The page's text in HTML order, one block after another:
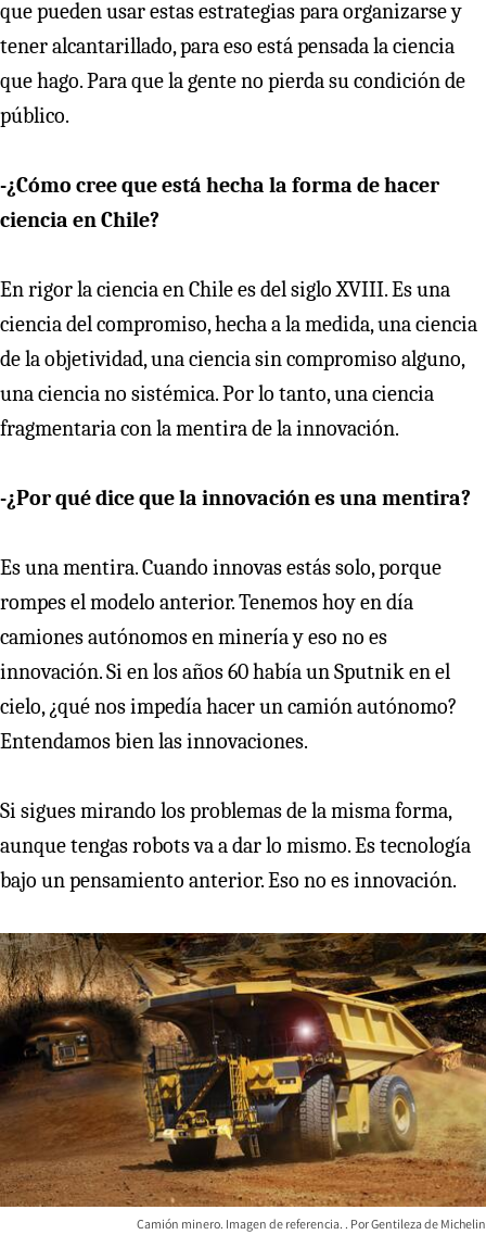
que pueden usar estas estrategias para organizarse y
tener alcantarillado, para eso está pensada la ciencia
que hago. Para que la gente no pierda su condición de
público.
-¿Cómo cree que está hecha la forma de hacer
ciencia en Chile?
En rigor la ciencia en Chile es del siglo XVIII. Es una
ciencia del compromiso, hecha a la medida, una ciencia
de la objetividad, una ciencia sin compromiso alguno,
una ciencia no sistémica. Por lo tanto, una ciencia
fragmentaria con la mentira de la innovación.
-¿Por qué dice que la innovación es una mentira?
Es una mentira. Cuando innovas estás solo, porque
rompes el modelo anterior. Tenemos hoy en día
camiones autónomos en minería y eso no es
innovación. Si en los años 60 había un Sputnik en el
cielo, ¿qué nos impedía hacer un camión autónomo?
Entendamos bien las innovaciones.
Si sigues mirando los problemas de la misma forma,
aunque tengas robots va a dar lo mismo. Es tecnología
bajo un pensamiento anterior. Eso no es innovación.
Camión minero. Imagen de referencia. Gentileza de Michelin